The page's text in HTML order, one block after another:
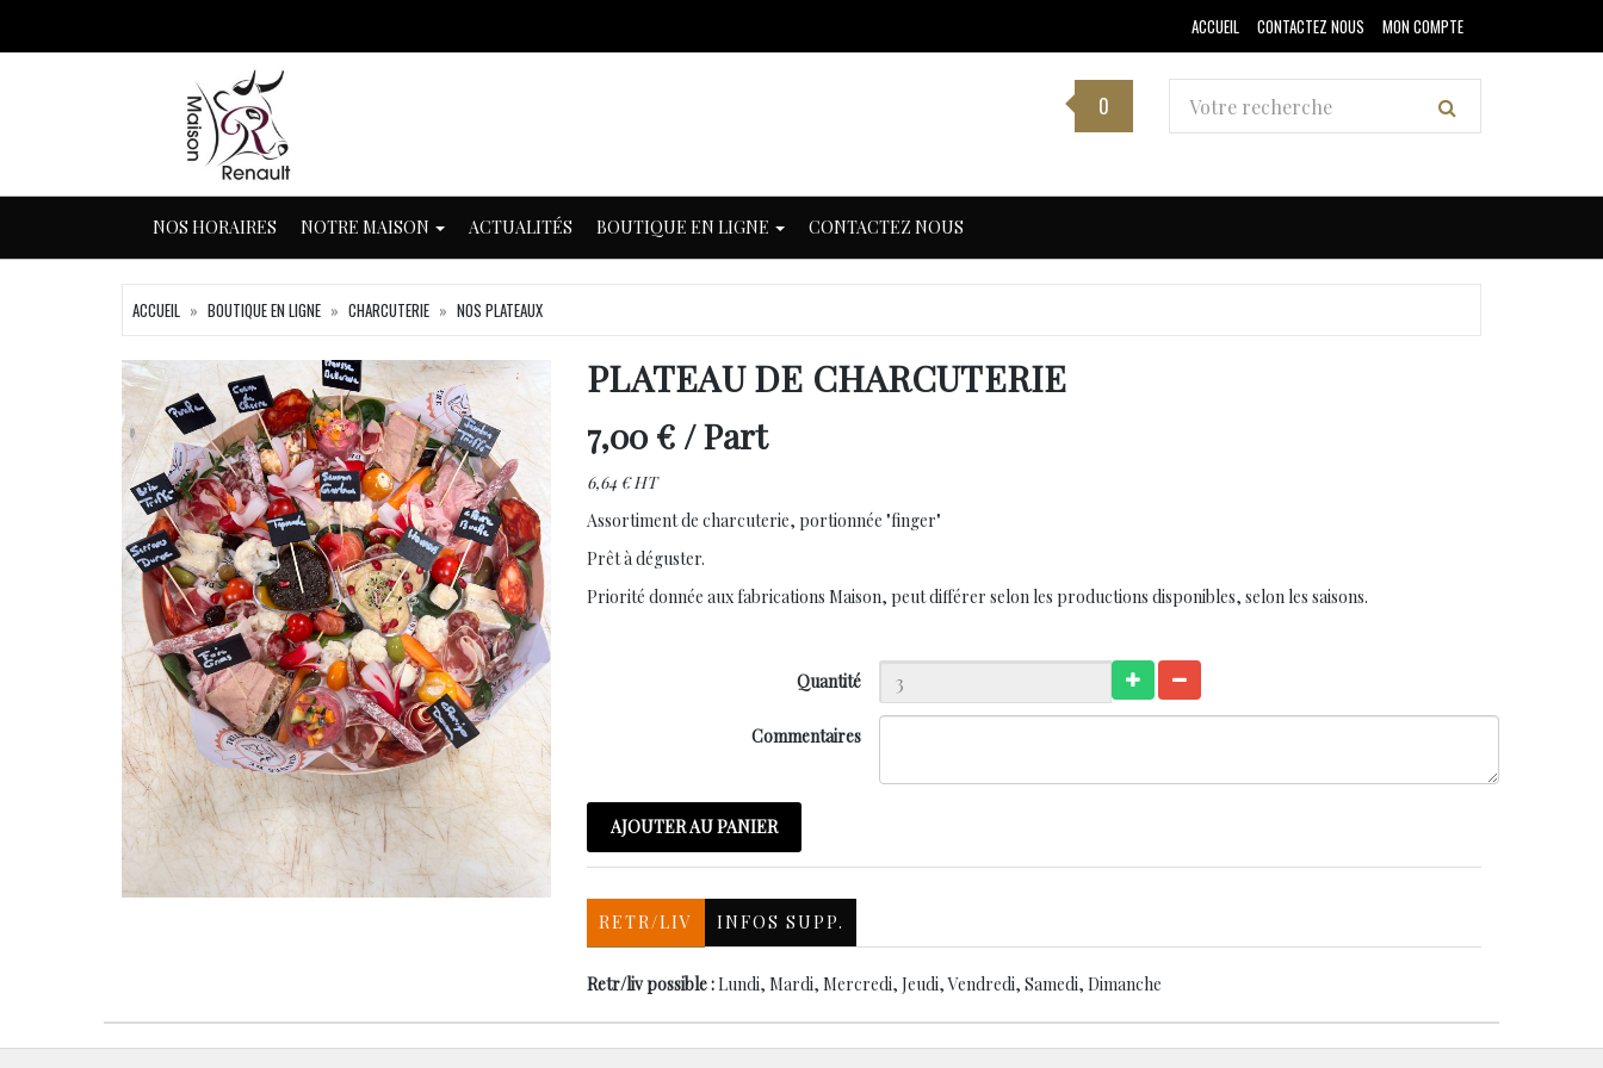
ACCUEIL CONTACTEZ NOUS MON COMPTE
0
NOS HORAIRES NOTRE MAISON ACTUALITÉS BOUTIQUE EN LIGNE CONTACTEZ NOUS
ACCUEIL BOUTIQUE EN LIGNE CHARCUTERIE NOS PLATEAUX
PLATEAU DE CHARCUTERIE
7,00 € / Part
6,64 € HT
Assortiment de charcuterie, portionnée "finger"
Prêt à déguster.
Priorité donnée aux fabrications Maison, peut différer selon les productions disponibles, selon les saisons.
Quantité
Commentaires
AJOUTER AU PANIER
RETR/LIV INFOS SUPP.
Retr/liv possible :Lundi, Mardi, Mercredi, Jeudi, Vendredi, Samedi, Dimanche